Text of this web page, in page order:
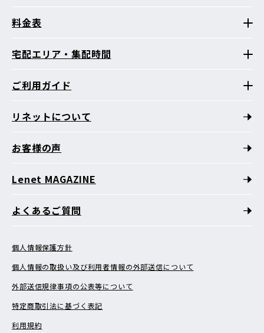
料金表
宅配エリア・集配時間
ご利用ガイド
リネットについて
お客様の声
Lenet MAGAZINE
よくあるご質問
個人情報保護方針
個人情報の取扱い及び利用者情報の外部送信について
外部送信規律事項の公表等について
特定商取引法に基づく表記
利用規約